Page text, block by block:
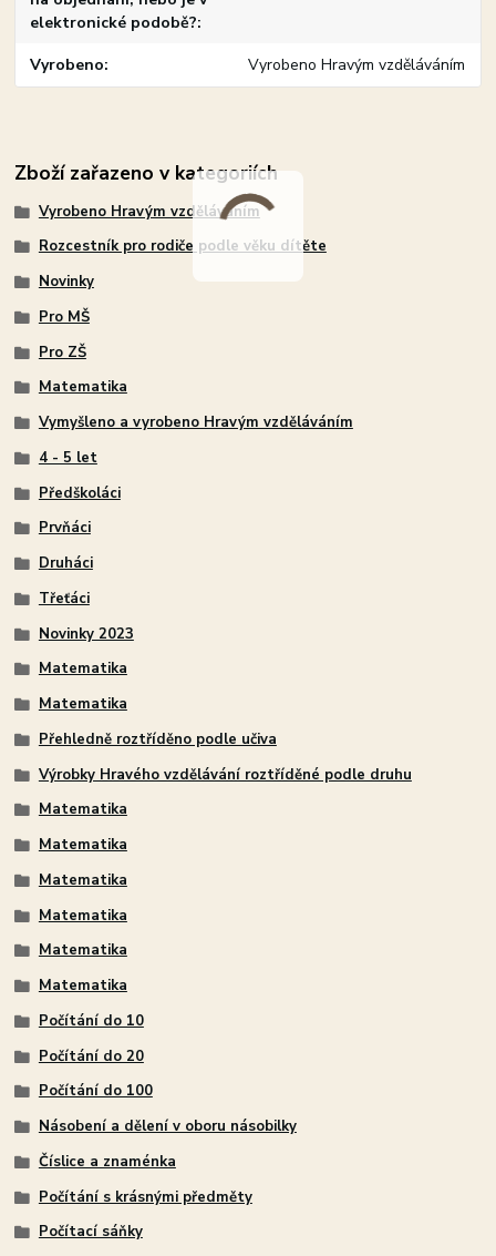
elektronické podobě?
Vyrobeno Vyrobeno Hravým vzděláváním
Zboží zařazeno v kategoriích
Vyrobeno Hravým vzděláváním
Rozcestník pro rodiče podle věku dítěte
Novinky
Pro MŠ
Pro ZŠ
Matematika
Vymyšleno a vyrobeno Hravým vzděláváním
4 - 5 let
Předškoláci
Prvňáci
Druháci
Třeťáci
Novinky 2023
Matematika
Matematika
Přehledně roztříděno podle učiva
Výrobky Hravého vzdělávání roztříděné podle druhu
Matematika
Matematika
Matematika
Matematika
Matematika
Matematika
Počítání do 10
Počítání do 20
Počítání do 100
Násobení a dělení v oboru násobilky
Číslice a znaménka
Počítání s krásnými předměty
Počítací sáňky